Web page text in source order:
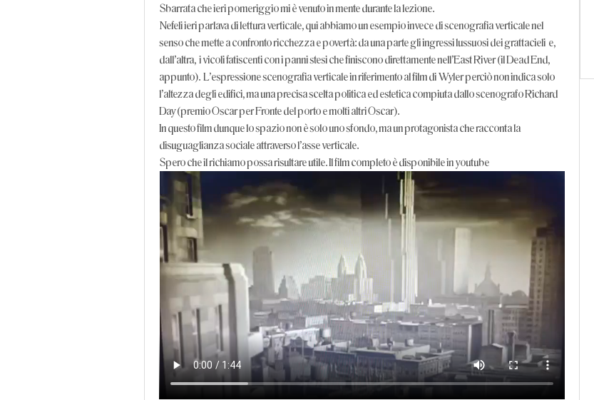
Sbarrata che ieri pomeriggio mi è venuto in mente durante la lezione.
Nefeli ieri parlava di lettura verticale, qui abbiamo un esempio invece di scenografia verticale nel
senso che mette a confronto ricchezza e povertà: da una parte gli ingressi lussuosi dei grattacieli  e,
dall'altra,  i vicoli fatiscenti con i panni stesi che finiscono direttamente nell'East River (il Dead End,
appunto).  L'espressione scenografia verticale in riferimento al film di Wyler perciò non indica solo
l'altezza degli edifici, ma una precisa scelta politica ed estetica compiuta dallo scenografo Richard
Day (premio Oscar per Fronte del porto e molti altri Oscar).
In questo film dunque lo spazio non è solo uno sfondo, ma un protagonista che racconta la
disuguaglianza sociale attraverso l'asse verticale.
Spero che il richiamo possa risultare utile. Il film completo è disponibile in youtube